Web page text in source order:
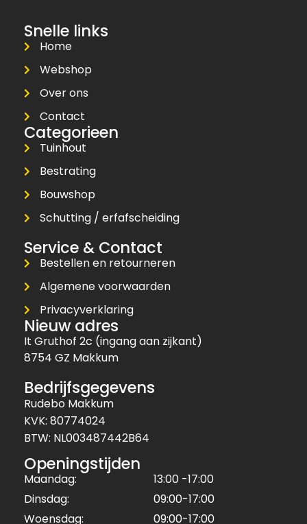
Snelle links
Home
Webshop
Over ons
Contact
Categorieen
Tuinhout
Bestrating
Bouwshop
Schutting / erfafscheiding
Service & Contact
Bestellen en retourneren
Algemene voorwaarden
Privacyverklaring
Nieuw adres
It Gruthof 2c (ingang aan zijkant)
8754 GZ Makkum
Bedrijfsgegevens
Rudebo Makkum
KVK: 80774024
BTW: NL003487442B64
Openingstijden
Maandag:
13:00 -17:00
Dinsdag:
09:00-17:00
Woensdag:
09:00-17:00